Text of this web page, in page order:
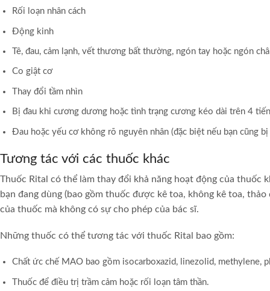
Rối loạn nhân cách
Động kinh
Tê, đau, cảm lạnh, vết thương bất thường, ngón tay hoặc ngón
Co giật cơ
Thay đổi tầm nhìn
Bị đau khi cương dương hoặc tình trạng cương kéo dài trên 4
Đau hoặc yếu cơ không rõ nguyên nhân (đặc biệt nếu bạn cũng
Tương tác với các thuốc khác
Thuốc Rital có thể làm thay đổi khả năng hoạt động của
bạn đang dùng (bao gồm thuốc được kê toa, không kê toa,
của thuốc mà không có sự cho phép của bác sĩ.
Những thuốc có thể tương tác với thuốc Rital bao gồm:
Chất ức chế MAO bao gồm isocarboxazid, linezolid, methylene,
Thuốc để điều trị trầm cảm hoặc rối loạn tâm thần.